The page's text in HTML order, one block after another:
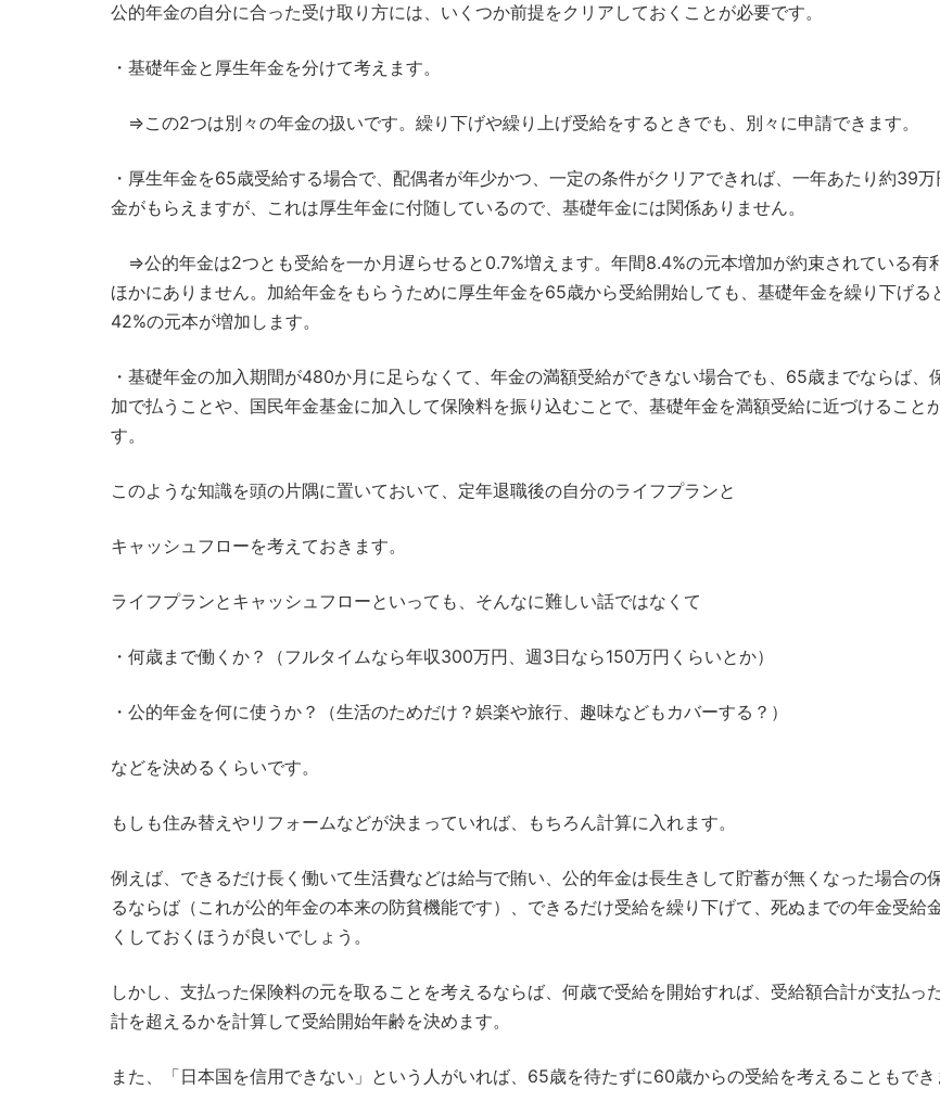
公的年金の自分に合った受け取り方には、いくつか前提をクリアしておくことが必要です。
・基礎年金と厚生年金を分けて考えます。
⇒この2つは別々の年金の扱いです。繰り下げや繰り上げ受給をするときでも、別々に申請できます。
・厚生年金を65歳受給する場合で、配偶者が年少かつ、一定の条件がクリアできれば、一年あたり約39
金がもらえますが、これは厚生年金に付随しているので、基礎年金には関係ありません。
⇒公的年金は2つとも受給を一か月遅らせると0.7%増えます。年間8.4%の元本増加が約束されている有
ほかにありません。加給年金をもらうために厚生年金を65歳から受給開始しても、基礎年金を繰り下げる
42%の元本が増加します。
・基礎年金の加入期間が480か月に足らなくて、年金の満額受給ができない場合でも、65歳までならば、
加で払うことや、国民年金基金に加入して保険料を振り込むことで、基礎年金を満額受給に近づけること
す。
このような知識を頭の片隅に置いておいて、定年退職後の自分のライフプランと
キャッシュフローを考えておきます。
ライフプランとキャッシュフローといっても、そんなに難しい話ではなくて
・何歳まで働くか？（フルタイムなら年収300万円、週3日なら150万円くらいとか）
・公的年金を何に使うか？（生活のためだけ？娯楽や旅行、趣味などもカバーする？）
などを決めるくらいです。
もしも住み替えやリフォームなどが決まっていれば、もちろん計算に入れます。
例えば、できるだけ長く働いて生活費などは給与で賄い、公的年金は長生きして貯蓄が無くなった場合の
るならば（これが公的年金の本来の防貧機能です）、できるだけ受給を繰り下げて、死ぬまでの年金受給
くしておくほうが良いでしょう。
しかし、支払った保険料の元を取ることを考えるならば、何歳で受給を開始すれば、受給額合計が支払っ
計を超えるかを計算して受給開始年齢を決めます。
また、「日本国を信用できない」という人がいれば、65歳を待たずに60歳からの受給を考えることもでき